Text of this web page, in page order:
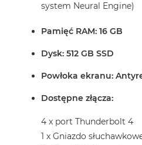
system Neural Engine)
Pamięć RAM: 16 GB
Dysk: 512 GB SSD
Powłoka ekranu:
Dostępne złącza:
4 x port Thunderbolt 4
1 x Gniazdo